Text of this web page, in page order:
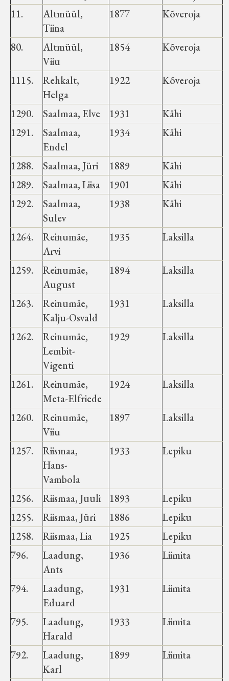
11.
Altmüül,
Tiina
1877 Kõveroja
80.
Altmüül,
Viiu
1854 Kõveroja
1115.
Rehkalt,
Helga
1922 Kõveroja
1290. Saalmaa, Elve 1931
Kähi
1291.
Saalmaa,
Endel
1934 Kähi
1288. Saalmaa, Jüri 1889
Kähi
1289.
Saalmaa, Liisa 1901
Kähi
1292.
Saalmaa,
Sulev
1938 Kähi
1264.
Reinumäe,
Arvi
1935 Laksilla
1259.
Reinumäe,
August
1894 Laksilla
1263.
Reinumäe,
Kalju-Osvald
1931 Laksilla
1262.
Reinumäe,
Lembit-
Vigenti
1929 Laksilla
1261.
Reinumäe,
Meta-Elfriede
1924 Laksilla
1260.
Reinumäe,
Viiu
1897 Laksilla
1257.
Riismaa,
Hans-
Vambola
1933 Lepiku
1256. Riismaa, Juuli 1893
Lepiku
1255.
Riismaa, Jüri 1886
Lepiku
1258.
Riismaa, Lia 1925
Lepiku
796.
Laadung,
Ants
1936 Liimita
794.
Laadung,
Eduard
1931 Liimita
795.
Laadung,
Harald
1933 Liimita
792.
Laadung,
Karl
1899 Liimita